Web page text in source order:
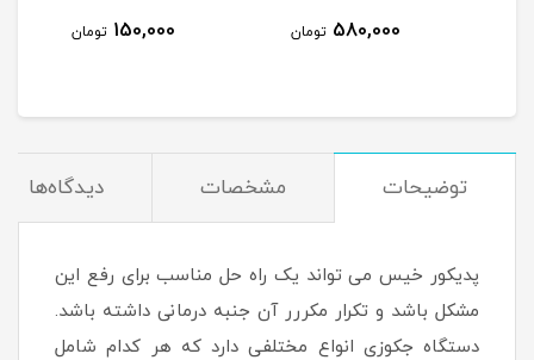
580,000 تومان 150,000 تومان
توضیحات مشخصات دیدگاه‌ها
پدیکور خیس می تواند یک راه حل مناسب برای رفع این
مشکل باشد و تکرار مکررر آن جنبه درمانی داشته باشد.
دستگاه جکوزی انواع مختلفی دارد که هر کدام شامل